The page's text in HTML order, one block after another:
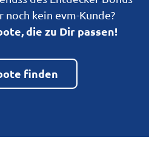
noch kein evm-Kunde?
die zu Dir passen!
finden